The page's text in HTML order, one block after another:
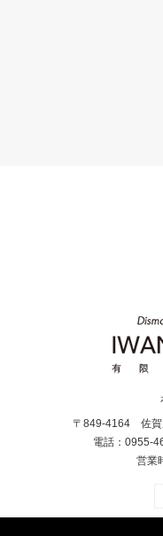
〒849-4164 佐賀
電話：0955-
営業